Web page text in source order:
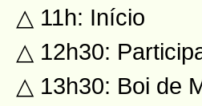
△ 11h: Início
△ 12h30:
△ 13h30: Boi de